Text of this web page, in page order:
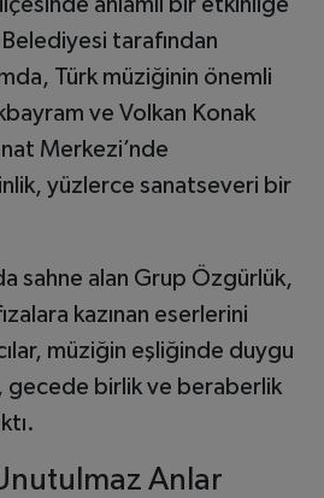
tarafından
Türk müziğinin önemli
ve Volkan Konak
Merkezi’nde
yüzlerce sanatseveri bir
sahne alan Grup Özgürlük,
kazınan eserlerini
müziğin eşliğinde duygu
gecede birlik ve beraberlik
Anlar